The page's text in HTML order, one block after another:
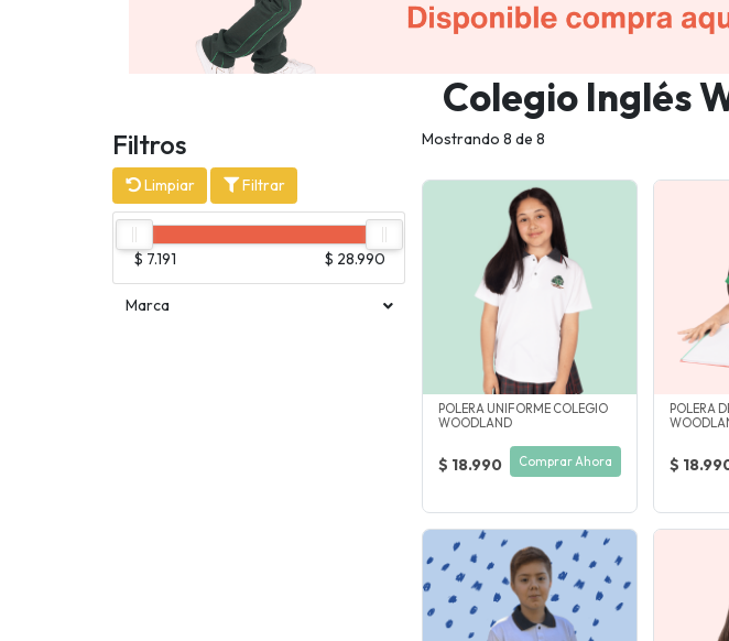
Colegio Inglés
Filtros
Limpiar Filtrar
$ 7.191 $ 28.990
Marca
Mostrando 8 de 8
POLERA UNIFORME COLEGIO
WOODLAND
$ 18.990 Comprar Ahora
POLERA
$